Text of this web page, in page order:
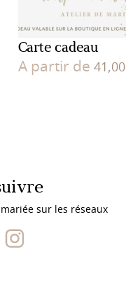
Carte cadeau
A partir de 41,00
sur les réseaux